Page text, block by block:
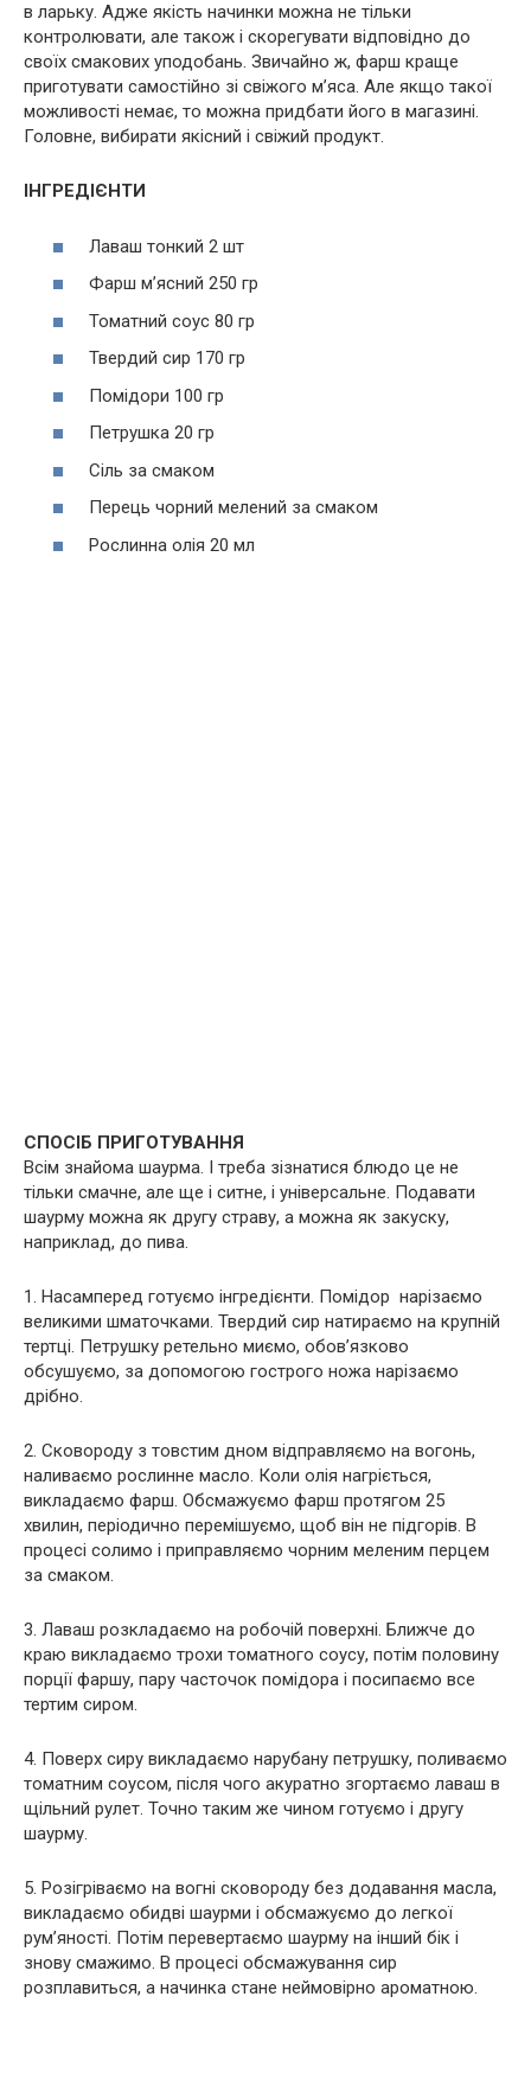
в ларьку. Адже якість начинки можна не тільки
контролювати, але також і скорегувати відповідно до
своїх смакових уподобань. Звичайно ж, фарш краще
приготувати самостійно зі свіжого м’яса. Але якщо такої
можливості немає, то можна придбати його в магазині.
Головне, вибирати якісний і свіжий продукт.
ІНГРЕДІЄНТИ
Лаваш тонкий 2 шт
Фарш м’ясний 250 гр
Томатний соус 80 гр
Твердий сир 170 гр
Помідори 100 гр
Петрушка 20 гр
Сіль за смаком
Перець чорний мелений за смаком
Рослинна олія 20 мл
СПОСІБ ПРИГОТУВАННЯ
Всім знайома шаурма. І треба зізнатися блюдо це не
тільки смачне, але ще і ситне, і універсальне. Подавати
шаурму можна як другу страву, а можна як закуску,
наприклад, до пива.
1. Насамперед готуємо інгредієнти. Помідор нарізаємо
великими шматочками. Твердий сир натираємо на крупній
тертці. Петрушку ретельно миємо, обов’язково
обсушуємо, за допомогою гострого ножа нарізаємо
дрібно.
2. Сковороду з товстим дном відправляємо на вогонь,
наливаємо рослинне масло. Коли олія нагріється,
викладаємо фарш. Обсмажуємо фарш протягом 25
хвилин, періодично перемішуємо, щоб він не підгорів. В
процесі солимо і приправляємо чорним меленим перцем
за смаком.
3. Лаваш розкладаємо на робочій поверхні. Ближче до
краю викладаємо трохи томатного соусу, потім половину
порції фаршу, пару часточок помідора і посипаємо все
тертим сиром.
4. Поверх сиру викладаємо нарубану петрушку, поливаємо
томатним соусом, після чого акуратно згортаємо лаваш в
щільний рулет. Точно таким же чином готуємо і другу
шаурму.
5. Розігріваємо на вогні сковороду без додавання масла,
викладаємо обидві шаурми і обсмажуємо до легкої
рум’яності. Потім перевертаємо шаурму на інший бік і
знову смажимо. В процесі обсмажування сир
розплавиться, а начинка стане неймовірно ароматною.